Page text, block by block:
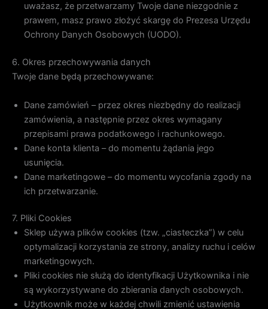
uważasz, że przetwarzamy Twoje dane niezgodnie z
prawem, masz prawo złożyć skargę do Prezesa Urzędu
Ochrony Danych Osobowych (UODO).
6. Okres przechowywania danych
Twoje dane będą przechowywane:
Dane zamówień – przez okres niezbędny do realizacji
zamówienia, a następnie przez okres wymagany
przepisami prawa podatkowego i rachunkowego.
Dane konta klienta – do momentu żądania jego
usunięcia.
Dane marketingowe – do momentu wycofania zgody na
ich przetwarzanie.
7. Pliki Cookies
Sklep używa plików cookies (tzw. „ciasteczka”) w celu
optymalizacji korzystania ze strony, analizy ruchu i celów
marketingowych.
Pliki cookies nie służą do identyfikacji Użytkownika i nie
są wykorzystywane do zbierania danych osobowych.
Użytkownik może w każdej chwili zmienić ustawienia